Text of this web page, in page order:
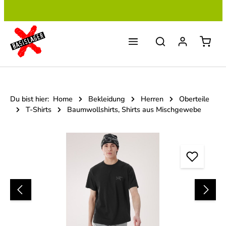
Du bist hier: Home Bekleidung Herren
Oberteile
T-Shirts
Baumwollshirts, Shirts aus Mischgewebe